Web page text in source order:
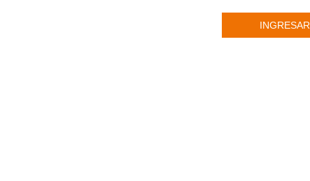
INGRESAR